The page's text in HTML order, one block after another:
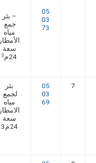
05
03
73
– بئر
جمع
مياه
الأمطار
سعة
24م
3
7
05
03
69
بئر
لجمع
مياه
الامطار
سعة
24م3